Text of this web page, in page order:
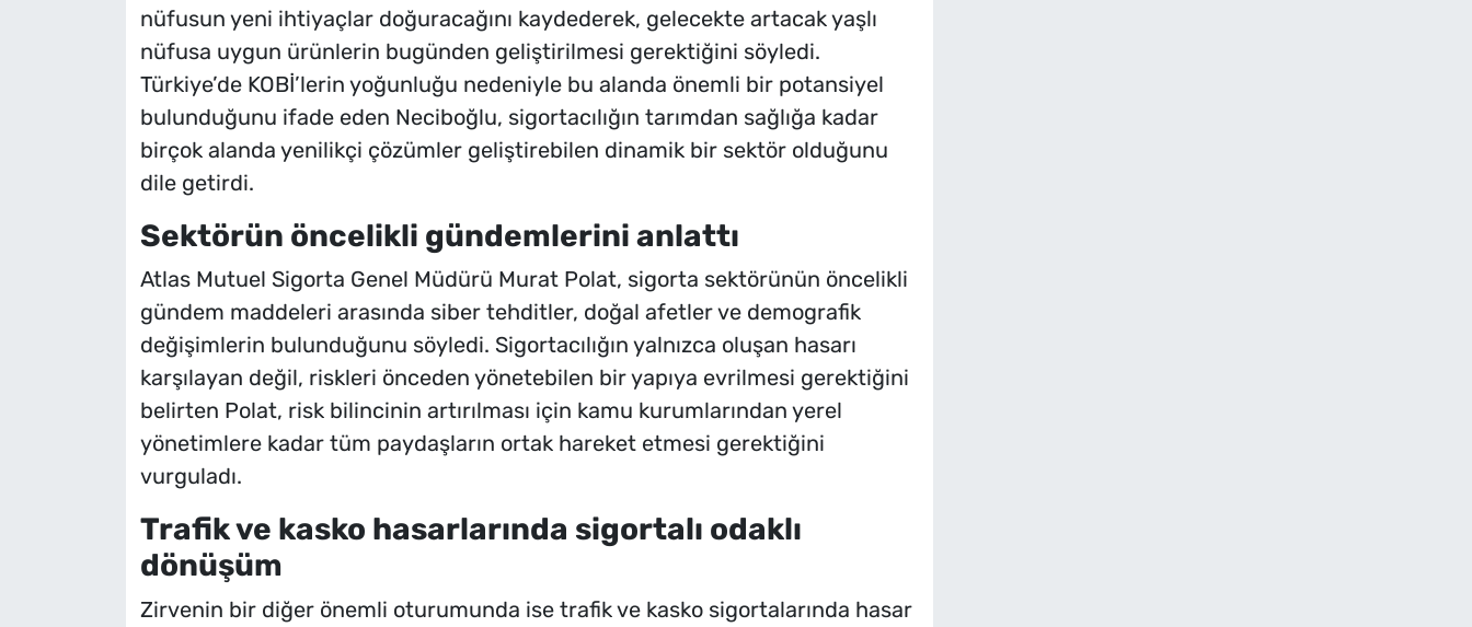
nüfusun yeni ihtiyaçlar doğuracağını kaydederek, gelecekte artacak yaşlı
nüfusa uygun ürünlerin bugünden geliştirilmesi gerektiğini söyledi.
Türkiye’de KOBİ’lerin yoğunluğu nedeniyle bu alanda önemli bir potansiyel
bulunduğunu ifade eden Neciboğlu, sigortacılığın tarımdan sağlığa kadar
birçok alanda yenilikçi çözümler geliştirebilen dinamik bir sektör olduğunu
dile getirdi.
Sektörün öncelikli gündemlerini anlattı
Atlas Mutuel Sigorta Genel Müdürü Murat Polat, sigorta sektörünün öncelikli
gündem maddeleri arasında siber tehditler, doğal afetler ve demografik
değişimlerin bulunduğunu söyledi. Sigortacılığın yalnızca oluşan hasarı
karşılayan değil, riskleri önceden yönetebilen bir yapıya evrilmesi gerektiğini
belirten Polat, risk bilincinin artırılması için kamu kurumlarından yerel
yönetimlere kadar tüm paydaşların ortak hareket etmesi gerektiğini
vurguladı.
Trafik ve kasko hasarlarında sigortalı odaklı
dönüşüm
Zirvenin bir diğer önemli oturumunda ise trafik ve kasko sigortalarında hasar